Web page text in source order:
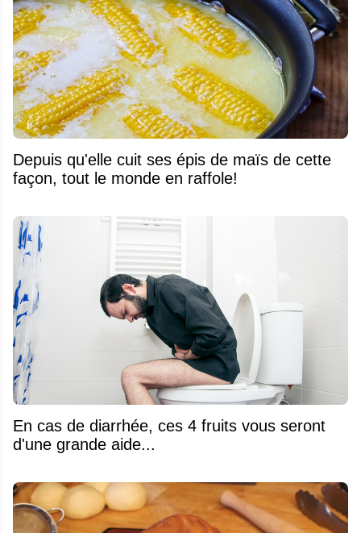
Depuis qu'elle cuit ses épis de maïs de cette
façon, tout le monde en raffole!
En cas de diarrhée, ces 4 fruits vous seront
d'une grande aide...